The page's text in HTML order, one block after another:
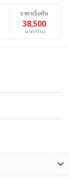
ราคาเริ่มต้น
38,500
บาท/ท่าน